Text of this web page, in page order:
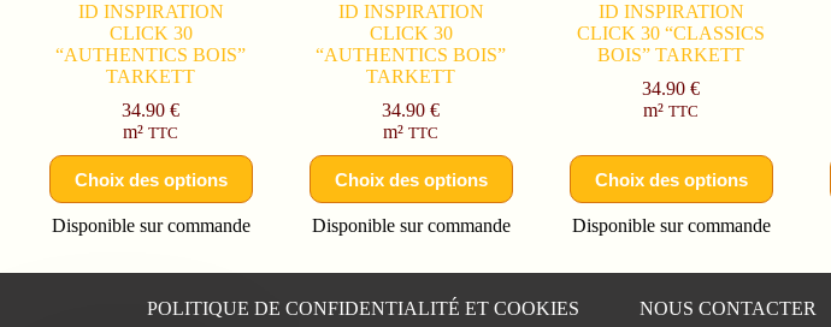
ID INSPIRATION
CLICK 30
“AUTHENTICS BOIS”
TARKETT
34.90€
m²TTC
Choix des options
Disponible sur commande
ID INSPIRATION
CLICK 30
“AUTHENTICS BOIS”
TARKETT
34.90€
m²TTC
Choix des options
Disponible sur commande
ID INSPIRATION
CLICK 30 “CLASSICS
BOIS” TARKETT
34.90€
m²TTC
Choix des options
Disponible sur commande
POLITIQUE DE CONFIDENTIALITÉ ET COOKIES NOUS CONTACTER